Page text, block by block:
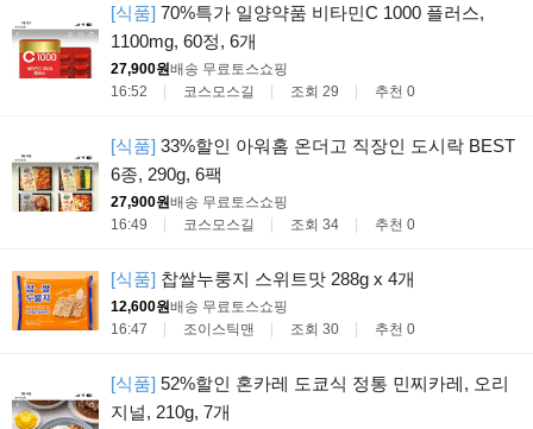
[식품] 70%특가 일양약품 비타민C 1000 플러스,
1100mg, 60정, 6개
27,900원배송 무료 토스쇼핑
16:52
코스모스길 조회 29 추천 0
[식품] 33%할인 아워홈 온더고 직장인 도시락 BEST
6종, 290g, 6팩
27,900원배송 무료 토스쇼핑
16:49
코스모스길 조회 34 추천 0
[식품] 찹쌀누룽지 스위트맛 288g x 4개
12,600원배송 무료 토스쇼핑
16:47
조이스틱맨 조회 30 추천 0
[식품] 52%할인 혼카레 도쿄식 정통 민찌카레, 오리
지널, 210g, 7개